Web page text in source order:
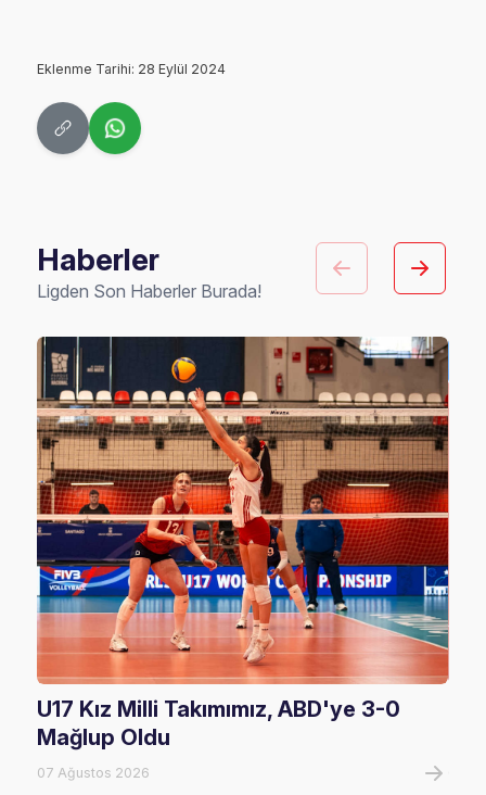
Eklenme Tarihi: 28 Eylül 2024
Haberler
Ligden Son Haberler Burada!
U17 Kız Milli Takımımız, ABD'ye 3-0
Mağlup Oldu
07 Ağustos 2026